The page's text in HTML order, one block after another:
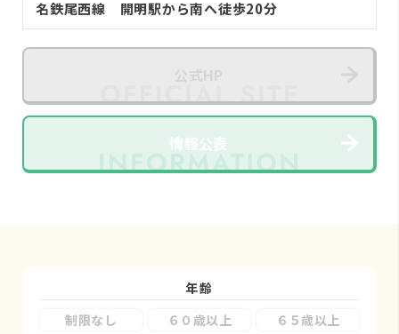
名鉄尾西線 開明駅から南へ徒歩20分
情報公表
年齢
制限なし
６０歳以上 ６５歳以上